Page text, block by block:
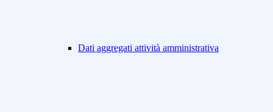
Dati aggregati attività amministrativa